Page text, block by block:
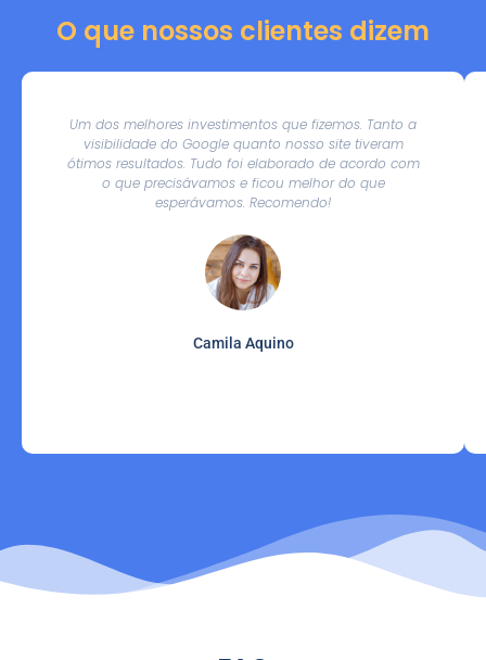
O que nossos clientes dizem
Um dos melhores investimentos que fizemos. Tanto a
visibilidade do Google quanto nosso site tiveram
ótimos resultados. Tudo foi elaborado de acordo com
o que precisávamos e ficou melhor do que
esperávamos. Recomendo!
Camila Aquino